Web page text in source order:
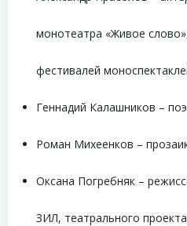
монотеатра «Живое
фестивалей
Геннадий Калашников –
Роман Михеенков –
Оксана Погребняк –
ЗИЛ, театрального